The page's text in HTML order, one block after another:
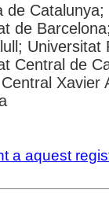
de
de
Universitat
Central de
Xavier
a aquest